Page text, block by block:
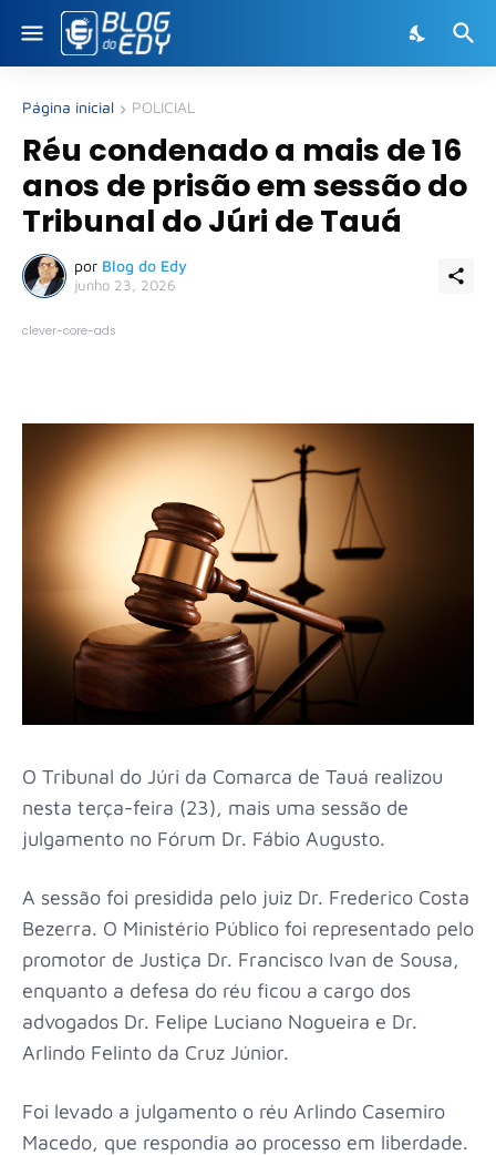
Página inicial POLICIAL
Réu condenado a mais de 16
anos de prisão em sessão do
Tribunal do Júri de Tauá
por Blog do Edy
junho 23, 2026
clever-core-ads
O Tribunal do Júri da Comarca de Tauá realizou
nesta terça-feira (23), mais uma sessão de
julgamento no Fórum Dr. Fábio Augusto.
A sessão foi presidida pelo juiz Dr. Frederico Costa
Bezerra. O Ministério Público foi representado pelo
promotor de Justiça Dr. Francisco Ivan de Sousa,
enquanto a defesa do réu ficou a cargo dos
advogados Dr. Felipe Luciano Nogueira e Dr.
Arlindo Felinto da Cruz Júnior.
Foi levado a julgamento o réu Arlindo Casemiro
Macedo, que respondia ao processo em liberdade.